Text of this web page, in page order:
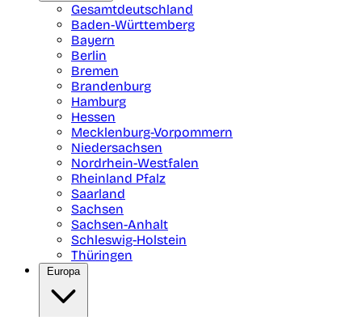
Gesamtdeutschland
Baden-Württemberg
Bayern
Berlin
Bremen
Brandenburg
Hamburg
Hessen
Mecklenburg-Vorpommern
Niedersachsen
Nordrhein-Westfalen
Rheinland Pfalz
Saarland
Sachsen
Sachsen-Anhalt
Schleswig-Holstein
Thüringen
Europa